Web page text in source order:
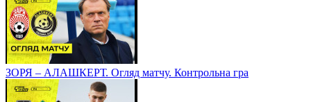
ЗОРЯ – АЛАШКЕРТ. Огляд матчу. Контрольна гра